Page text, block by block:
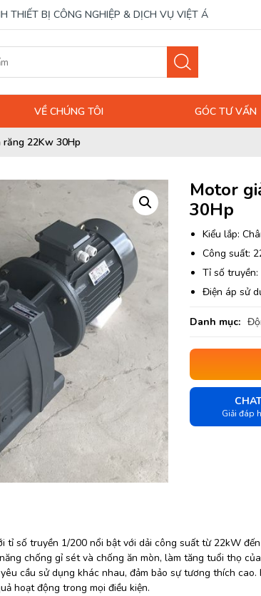
THIẾT BỊ CÔNG NGHIỆP & DỊCH VỤ VIỆT Á
VỀ CHÚNG TÔI GÓC TƯ VẤN
22Kw 30Hp
Motor
30Hp
Kiểu lắp:
Công suất:
Tỉ số
Điện áp sử
Danh mục:
Giải đáp
tỉ số truyền 1/200 nổi bật với dải công suất từ 22kW
chống gỉ sét và chống ăn mòn, làm tăng tuổi thọ
cầu sử dụng khác nhau, đảm bảo sự tương thích
hoạt động trong mọi điều kiện.